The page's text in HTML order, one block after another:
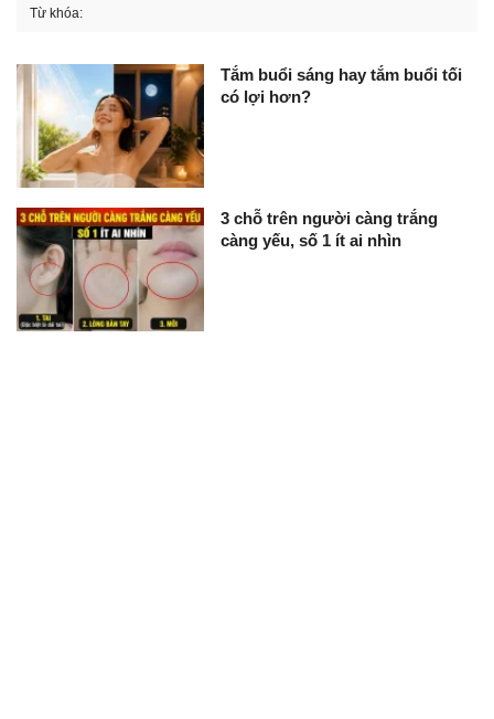
Từ khóa:
Tắm buổi sáng hay tắm buổi tối
có lợi hơn?
3 chỗ trên người càng trắng
càng yếu, số 1 ít ai nhìn